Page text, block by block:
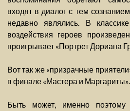
входят в диалог с тем
недавно являлись. В
воздействия героев
проигрывает «Портрет Дориана
Вот так же «призрачные
в финале «Мастера и Маргариты».
Быть может, именно